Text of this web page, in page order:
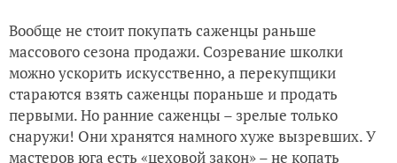
Вообще не стоит покупать саженцы раньше
массового сезона продажи. Созревание школки
можно ускорить искусственно, а перекупщики
стараются взять саженцы пораньше и продать
первыми. Но ранние саженцы – зрелые только
снаружи! Они хранятся намного хуже вызревших. У
мастеров юга есть «цеховой закон» – не копать